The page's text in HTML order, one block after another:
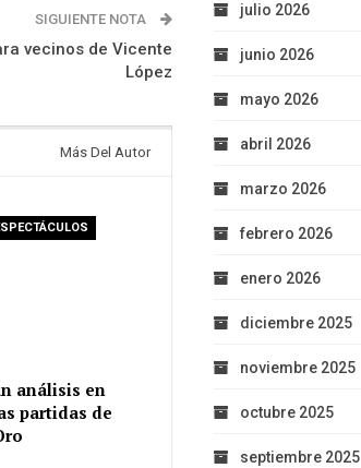
SIGUIENTE NOTA
vecinos de Vicente
López
Más Del Autor
análisis en
partidas de
julio 2026
junio 2026
mayo 2026
abril 2026
marzo 2026
febrero 2026
enero 2026
diciembre 2025
noviembre 2025
octubre 2025
septiembre 2025